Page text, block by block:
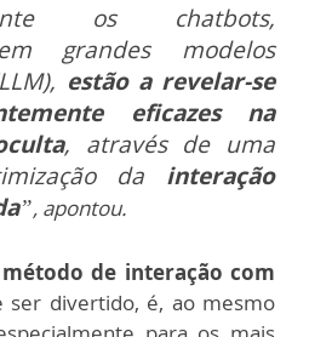
os chatbots,
grandes modelos
estão a revelar-se
eficazes na
, através de uma
da interação
”, apontou.
método de interação com
ser divertido, é, ao mesmo